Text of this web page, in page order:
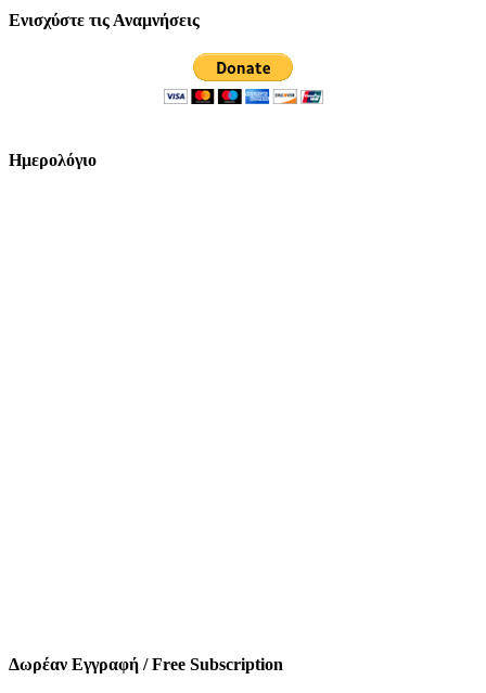
Ενισχύστε τις Αναμνήσεις
Ημερολόγιο
Δωρέαν Εγγραφή / Free Subscription